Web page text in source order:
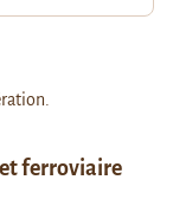
ferroviaire